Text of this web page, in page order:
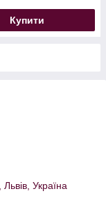
Купити
Україна